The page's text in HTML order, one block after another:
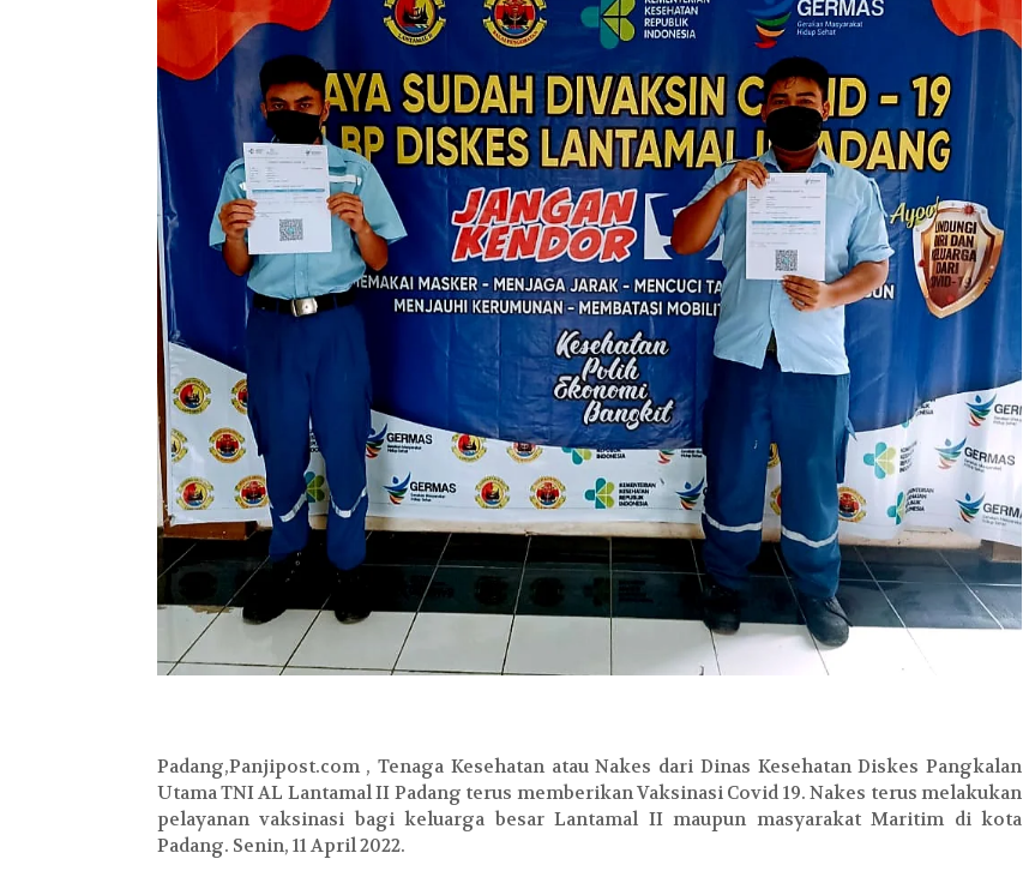
Padang,Panjipost.com , Tenaga Kesehatan atau Nakes dari Dinas Kesehatan Diskes Pangkalan
Utama TNI AL Lantamal II Padang terus memberikan Vaksinasi Covid 19. Nakes terus melakukan
pelayanan vaksinasi bagi keluarga besar Lantamal II maupun masyarakat Maritim di kota
Padang. Senin, 11 April 2022.